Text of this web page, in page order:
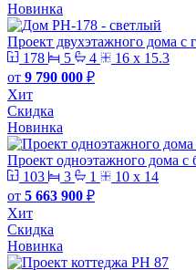
Новинка
Проект двухэтажного дома с
178
5 4
16 х 15.3
от 9 790 000 ₽
Хит
Скидка
Новинка
Проект одноэтажного дома
103
3 1
10 х 14
от 5 663 900 ₽
Хит
Скидка
Новинка